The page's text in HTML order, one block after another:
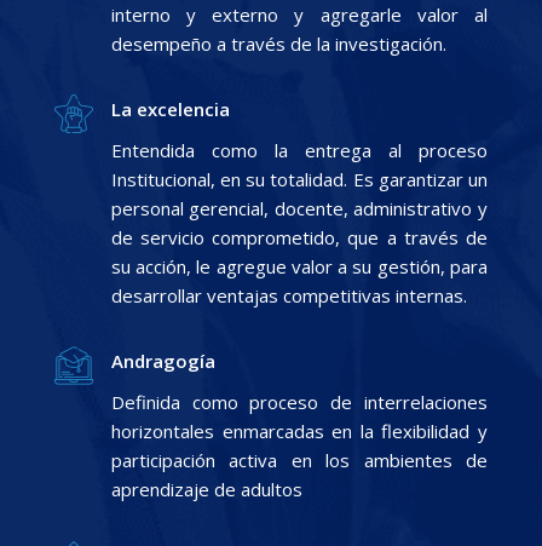
interno y externo y agregarle valor al
desempeño a través de la investigación.
La excelencia
Entendida como la entrega al proceso
Institucional, en su totalidad. Es garantizar un
personal gerencial, docente, administrativo y
de servicio comprometido, que a través de
su acción, le agregue valor a su gestión, para
desarrollar ventajas competitivas internas.
Andragogía
Definida como proceso de interrelaciones
horizontales enmarcadas en la flexibilidad y
participación activa en los ambientes de
aprendizaje de adultos